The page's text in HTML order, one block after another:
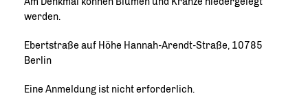
werden.
Ebertstraße auf Höhe Hannah-Arendt-Straße, 10785
Berlin
Eine Anmeldung ist nicht erforderlich.